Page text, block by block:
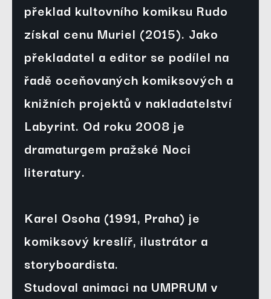
překlad kultovního komiksu Rudo
získal cenu Muriel (2015). Jako
překladatel a editor se podílel na
řadě oceňovaných komiksových a
knižních projektů v nakladatelství
Labyrint. Od roku 2008 je
dramaturgem pražské Noci
literatury.
Karel Osoha (1991, Praha) je
komiksový kreslíř, ilustrátor a
storyboardista.
Studoval animaci na UMPRUM v